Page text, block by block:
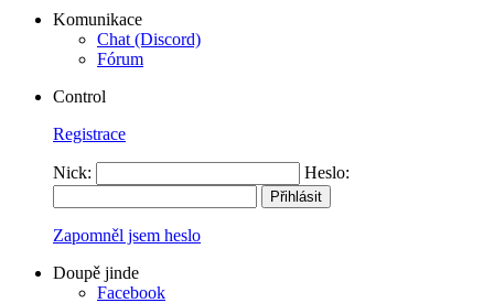
Komunikace
Chat (Discord)
Fórum
Control
Registrace
Nick: Heslo:
Zapomněl jsem heslo
Doupě jinde
Facebook